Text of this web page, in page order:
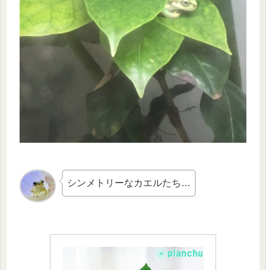
シンメトリーなカエルたち…